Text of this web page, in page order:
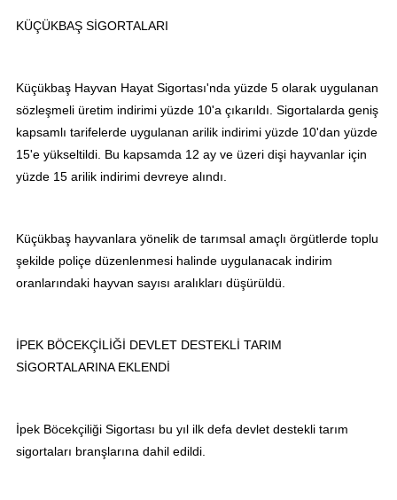
KÜÇÜKBAŞ SİGORTALARI
Küçükbaş Hayvan Hayat Sigortası'nda yüzde 5 olarak uygulanan
sözleşmeli üretim indirimi yüzde 10'a çıkarıldı. Sigortalarda geniş
kapsamlı tarifelerde uygulanan arilik indirimi yüzde 10'dan yüzde
15'e yükseltildi. Bu kapsamda 12 ay ve üzeri dişi hayvanlar için
yüzde 15 arilik indirimi devreye alındı.
Küçükbaş hayvanlara yönelik de tarımsal amaçlı örgütlerde toplu
şekilde poliçe düzenlenmesi halinde uygulanacak indirim
oranlarındaki hayvan sayısı aralıkları düşürüldü.
İPEK BÖCEKÇİLİĞİ DEVLET DESTEKLİ TARIM
SİGORTALARINA EKLENDİ
İpek Böcekçiliği Sigortası bu yıl ilk defa devlet destekli tarım
sigortaları branşlarına dahil edildi.